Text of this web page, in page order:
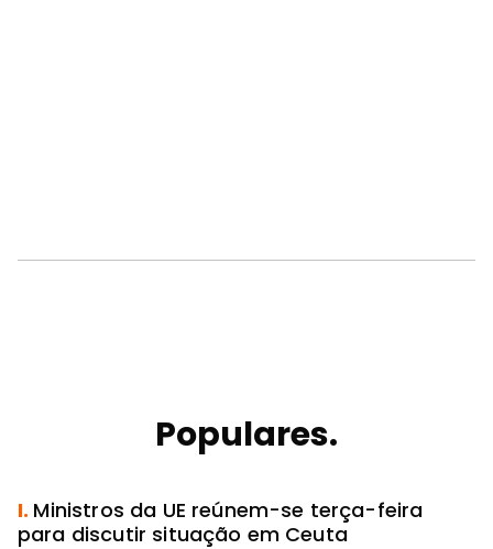
Populares.
I. Ministros da UE reúnem-se terça-feira
para discutir situação em Ceuta